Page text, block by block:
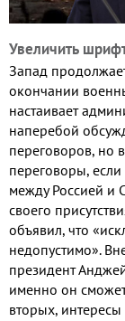
Увеличить
Запад
окончании
настаивает
наперебой
переговоров, но
переговоры, если
между Россией и
своего
объявил, что «
недопустимо».
президент
именно он
вторых,